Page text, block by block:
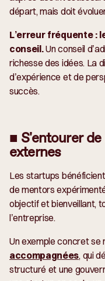
départ, mais doit
L’erreur fréquente :
conseil.Un conseil
richesse des idées. La
d’expérience et de
succès.
■ S'entourer
externes
Les startups
de mentors
objectif et bienveillant,
l’entreprise.
Un exemple concret se
accompagnées, qui
structuré et une